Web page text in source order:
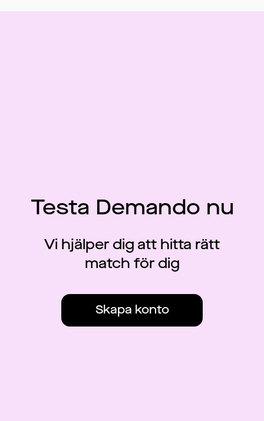
Testa Demando nu
Vi hjälper dig att hitta rätt
match för dig
Skapa konto